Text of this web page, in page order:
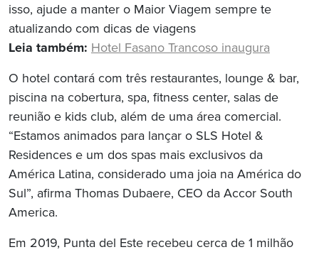
isso, ajude a manter o Maior Viagem sempre te
atualizando com dicas de viagens
Leia também: Hotel Fasano Trancoso inaugura
O hotel contará com três restaurantes, lounge & bar,
piscina na cobertura, spa, fitness center, salas de
reunião e kids club, além de uma área comercial.
“Estamos animados para lançar o SLS Hotel &
Residences e um dos spas mais exclusivos da
América Latina, considerado uma joia na América do
Sul”, afirma Thomas Dubaere, CEO da Accor South
America.
Em 2019, Punta del Este recebeu cerca de 1 milhão